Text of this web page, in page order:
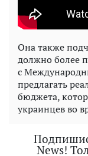
Она также
должно более
с
предлагать
бюджета,
украинцев во
News!